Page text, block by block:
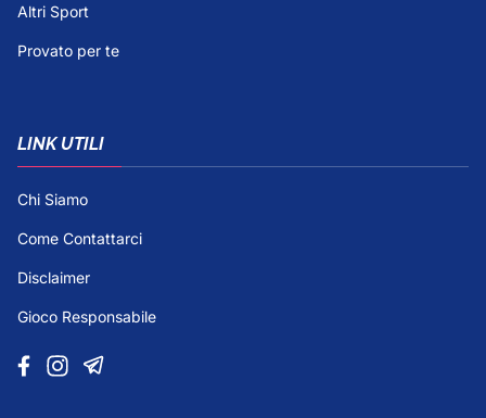
Altri Sport
Provato per te
LINK UTILI
Chi Siamo
Come Contattarci
Disclaimer
Gioco Responsabile